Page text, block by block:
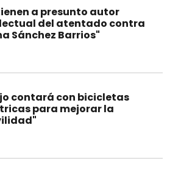
a presunto autor
del atentado contra
Sánchez Barrios"
contará con bicicletas
para mejorar la